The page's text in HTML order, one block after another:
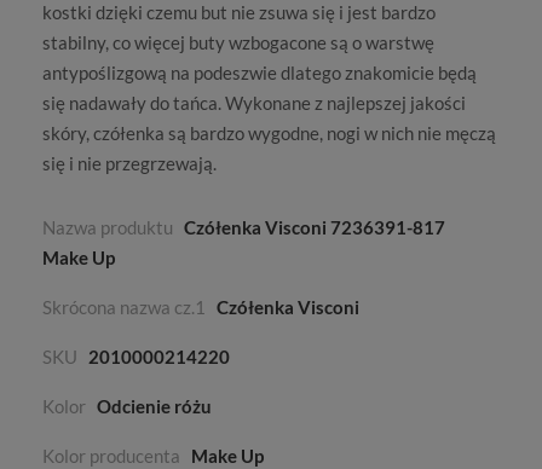
kostki dzięki czemu but nie zsuwa się i jest bardzo
stabilny, co więcej buty wzbogacone są o warstwę
antypoślizgową na podeszwie dlatego znakomicie będą
się nadawały do tańca. Wykonane z najlepszej jakości
skóry, czółenka są bardzo wygodne, nogi w nich nie męczą
się i nie przegrzewają.
Nazwa produktu Czółenka Visconi 7236391-817
Make Up
Skrócona nazwa cz.1 Czółenka Visconi
SKU 2010000214220
Kolor Odcienie różu
Kolor producenta Make Up